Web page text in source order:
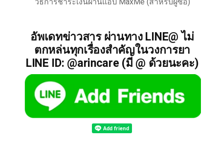
อัพเดทข่าวสาร ผ่านทาง LINE@ ไม่
ตกหล่นทุกเรื่องสำคัญในวงการยา
LINE ID: @arincare (มี @ ด้วยนะคะ)